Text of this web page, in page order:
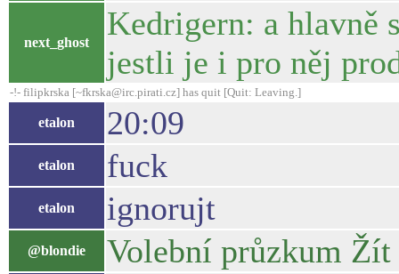
next_ghost
Kedrigern: a hlavně
jestli je i pro něj
-!- filipkrska [~fkrska@irc.pirati.cz] has quit [Quit: Leaving.]
etalon 20:09
etalon fuck
etalon ignorujt
@blondie Volební průzkum